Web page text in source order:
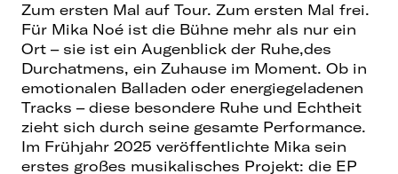
Zum ersten Mal auf Tour. Zum ersten Mal frei.
Für Mika Noé ist die Bühne mehr als nur ein
Ort – sie ist ein Augenblick der Ruhe,des
Durchatmens, ein Zuhause im Moment. Ob in
emotionalen Balladen oder energiegeladenen
Tracks – diese besondere Ruhe und Echtheit
zieht sich durch seine gesamte Performance.
Im Frühjahr 2025 veröffentlichte Mika sein
erstes großes musikalisches Projekt: die EP